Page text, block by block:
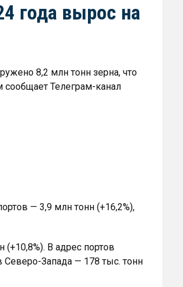
года вырос на
8,2 млн тонн зерна, что
сообщает Телеграм-канал
— 3,9 млн тонн (+16,2%),
В адрес портов
Северо-Запада — 178 тыс. тонн